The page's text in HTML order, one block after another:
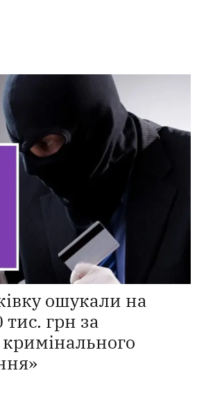
ошукали на
грн за